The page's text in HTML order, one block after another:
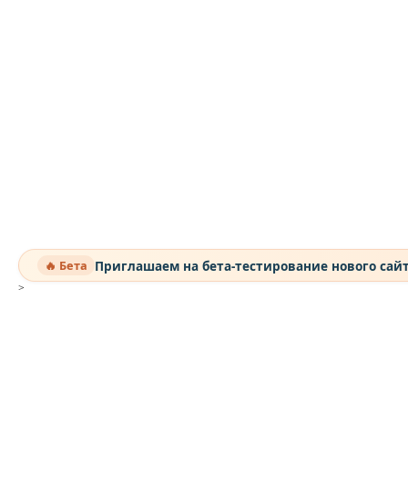
🔥 Бета Приглашаем на бета-тестирование нового
>